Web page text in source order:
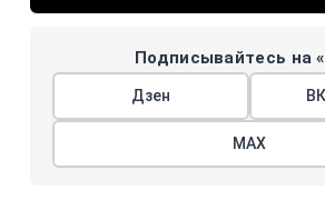
Подписывайтесь на
Дзен
МАХ